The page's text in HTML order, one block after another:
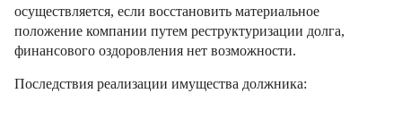
осуществляется, если восстановить материальное
положение компании путем реструктуризации долга,
финансового оздоровления нет возможности.
Последствия реализации имущества должника: